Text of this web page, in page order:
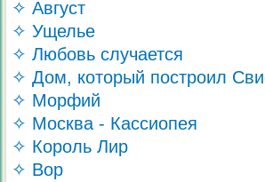
✧ Август
✧ Ущелье
✧ Любовь случается
✧ Дом, который построил
✧ Морфий
✧ Москва - Кассиопея
✧ Король Лир
✧ Вор